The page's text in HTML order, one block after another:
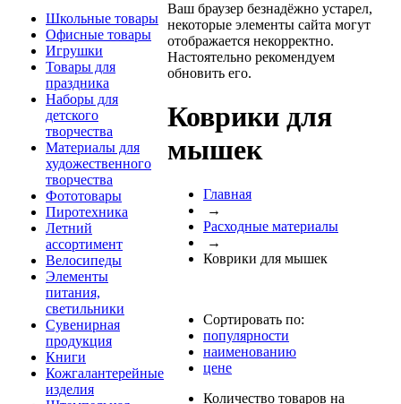
Школьные товары
Офисные товары
Игрушки
Товары для
праздника
Наборы для
детского
творчества
Материалы для
художественного
творчества
Фототовары
Пиротехника
Летний
ассортимент
Велосипеды
Элементы
питания,
светильники
Сувенирная
продукция
Книги
Кожгалантерейные
изделия
Ваш браузер безнадёжно устарел,
некоторые элементы сайта могут
отображается некорректно.
Настоятельно рекомендуем
обновить его.
Коврики для
мышек
Главная
→
Расходные материалы
→
Коврики для мышек
Сортировать по:
популярности
наименованию
цене
Количество товаров на